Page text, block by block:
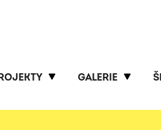
GALERIE